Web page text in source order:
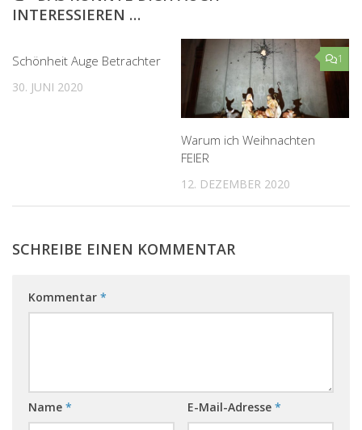
INTERESSIEREN …
Schönheit Auge Betrachter
30. JUNI 2020
1
Warum ich Weihnachten
FEIER
12. DEZEMBER 2020
SCHREIBE EINEN KOMMENTAR
Kommentar *
Name * E-Mail-Adresse *